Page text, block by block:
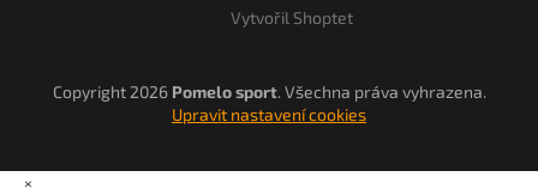
Vytvořil Shoptet
Copyright 2026 Pomelo sport. Všechna práva vyhrazena.
Upravit nastavení cookies
×